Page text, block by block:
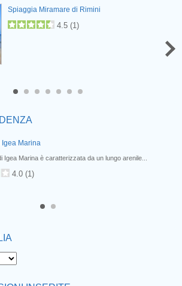
Spiaggia Miramare di Rimini
4.5 (1)
Marina
Igea Marina è caratterizzata da un lungo arenile...
4.0 (1)